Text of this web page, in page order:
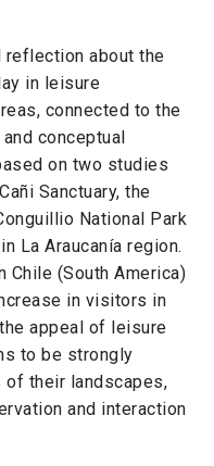
about the
in leisure
connected to the
conceptual
on two studies
Sanctuary, the
National Park
La Araucanía region.
Chile (South America)
in visitors in
appeal of leisure
to be strongly
their landscapes,
and interaction